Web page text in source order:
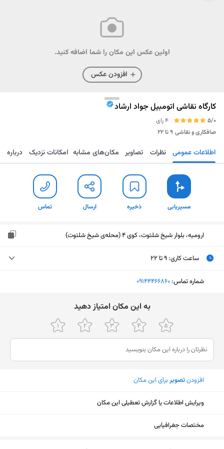
اولین عکس این مکان را شما اضافه کنید.
افزودن عکس
کارگاه نقاشی اتومبیل جواد ارشاد
5/0
4 رای
صافکاری و نقاشی ۹ تا ۲۲
مسیریابی ذخیره ارسال تماس اطلاعات عمومی نظرات تصاویر مکان‌های مشابه امکانات نزدیک درباره
مسیریابی ذخیره ارسال تماس
ارومیه، بلوار شیخ شلتوت، کوی 4 (محله‌ی شیخ شلتوت)
ساعت کاری: ۹ تا ۲۲
یکشنبه (امروز)
چهارشنبه
۹ تا ۲۲
پنجشنبه
۹ تا ۲۲
جمعه
شنبه
شماره تماس: ‎09144466860
ﺑﻪ اﯾﻦ ﻣﮑﺎن اﻣﺘﯿﺎز دﻫﯿﺪ
افزودنتصویربرای این مکان
ویرایش اطلاعات یا گزارش تعطیلی این مکان
مختصات جغرافیایی